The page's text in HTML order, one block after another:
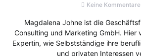
Keine Kommentare
Magdalena Johne ist die
Consulting und Marketing GmbH.
Expertin, wie Selbstständige ihre
und privaten Interessen